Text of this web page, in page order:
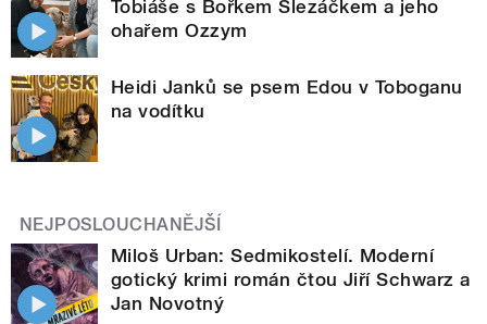
Tobiáše s Bořkem Slezáčkem a jeho
ohařem Ozzym
Heidi Janků se psem Edou v Toboganu
na vodítku
NEJPOSLOUCHANĚJŠÍ
Miloš Urban: Sedmikostelí. Moderní
gotický krimi román čtou Jiří Schwarz a
Jan Novotný